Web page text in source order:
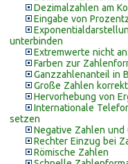
Dezimalzahlen am
Eingabe von
unterbinden
Extremwerte nicht
Farben zur
Ganzzahlenanteil in
Große Zahlen
Hervorhebung von
Internationale
setzen
Negative Zahlen
Rechter Einzug bei
Römische Zahlen